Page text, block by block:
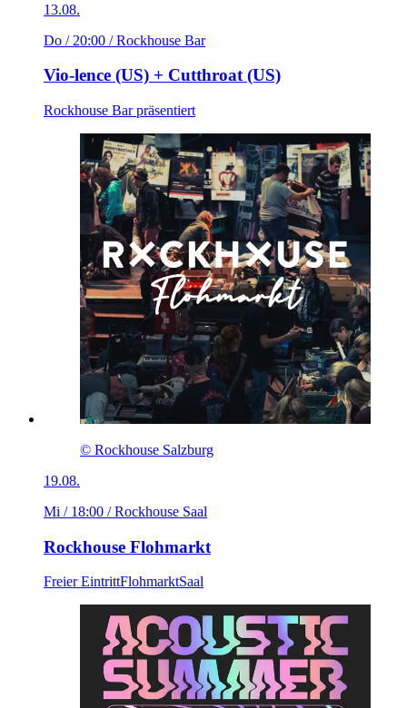
13.08.
Do / 20:00 / Rockhouse Bar
Vio-lence (US) + Cutthroat (US)
Rockhouse Bar präsentiert
© Rockhouse Salzburg
19.08.
Mi / 18:00 / Rockhouse Saal
Rockhouse Flohmarkt
Freier EintrittFlohmarktSaal